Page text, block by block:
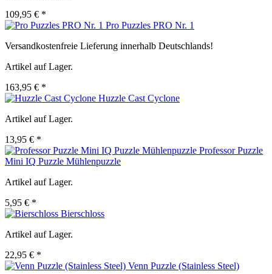
109,95 € *
Pro Puzzles PRO Nr. 1
Versandkostenfreie Lieferung innerhalb Deutschlands!
Artikel auf Lager.
163,95 € *
Huzzle Cast Cyclone
Artikel auf Lager.
13,95 € *
Professor Puzzle
Mini IQ Puzzle Mühlenpuzzle
Artikel auf Lager.
5,95 € *
Bierschloss
Artikel auf Lager.
22,95 € *
Venn Puzzle (Stainless Steel)